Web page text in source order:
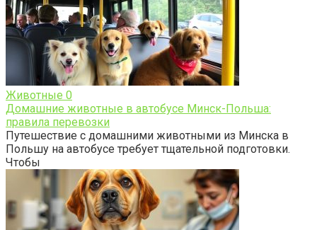
Животные 0
Домашние животные в автобусе Минск-Польша:
правила перевозки
Путешествие с домашними животными из Минска в
Польшу на автобусе требует тщательной подготовки.
Чтобы